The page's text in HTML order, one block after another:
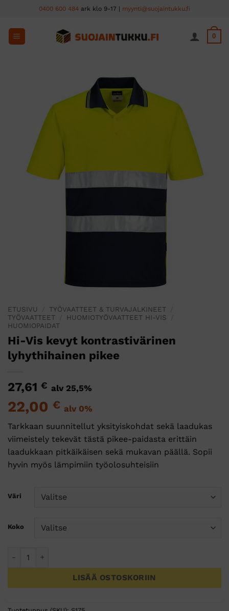
content
0400 600 484 ark klo 9-17 | myynti@suojaintukku.fi
0
ETUSIVU TYÖVAATTEET & TURVAJALKINEET
TYÖVAATTEET
HUOMIOTYÖVAATTEET HI-VIS
HUOMIOPAIDAT
Hi-Vis kevyt kontrastivärinen
lyhythihainen pikee
27,61 € alv 25,5%
22,00 € alv 0%
Tarkkaan suunnitellut yksityiskohdat sekä laadukas
viimeistely tekevät tästä pikee-paidasta erittäin
laadukkaan pitkäikäisen sekä mukavan päällä. Sopii
hyvin myös lämpimiin työolosuhteisiin
Väri
Koko
LISÄÄ OSTOSKORIIN